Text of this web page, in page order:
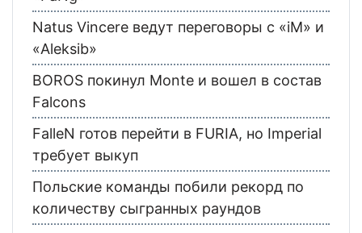
Natus Vincere ведут переговоры с «iM» и
«Aleksib»
BOROS покинул Monte и вошел в состав
Falcons
FalleN готов перейти в FURIA, но Imperial
требует выкуп
Польские команды побили рекорд по
количеству сыгранных раундов